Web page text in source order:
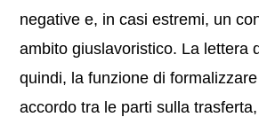
negative e, in casi estremi, un
ambito giuslavoristico. La lettera
quindi, la funzione di
accordo tra le parti sulla